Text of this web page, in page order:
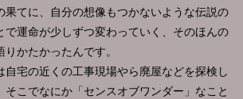
果てに、自分の想像もつかないような伝説の
で運命が少しずつ変わっていく、そのほんの
かたかったんです。
宅の近くの工事現場やら廃屋などを探検し
そこでなにか「センスオブワンダー」なこと